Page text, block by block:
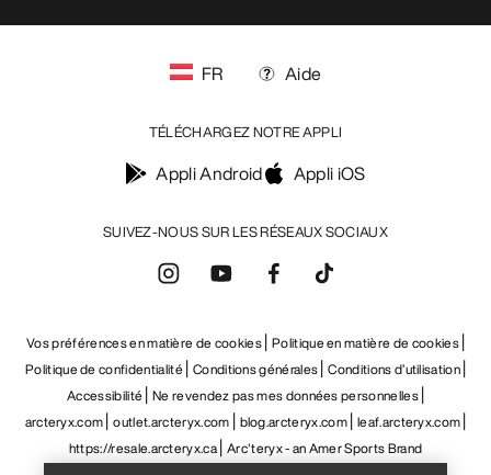
Help
SUIVEZ-NOUS SUR LES RÉSEAUX SOCIAUX
FR Aide
TÉLÉCHARGEZ NOTRE APPLI
Appli Android Appli iOS
Vos préférences en matière de cookies Politique en matière de cookies
Politique de confidentialité Conditions générales Conditions d’utilisation
Accessibilité Ne revendez pas mes données personnelles
arcteryx.com outlet.arcteryx.com blog.arcteryx.com leaf.arcteryx.com
https://resale.arcteryx.ca Arc'teryx - an Amer Sports Brand